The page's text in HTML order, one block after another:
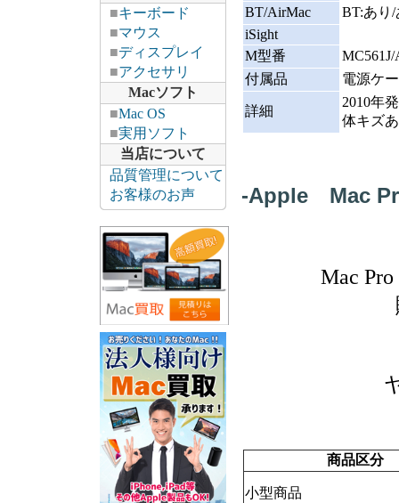
■キーボード
■マウス
■ディスプレイ
■アクセサリ
Macソフト
■Mac OS
■実用ソフト
当店について
品質管理について
お客様のお声
BT/AirMac
BT:あり/
iSight
M型番
MC561J/
付属品
電源ケ
詳細
2010年
体キズ
-Apple Mac
Mac
商品区分
小型商品